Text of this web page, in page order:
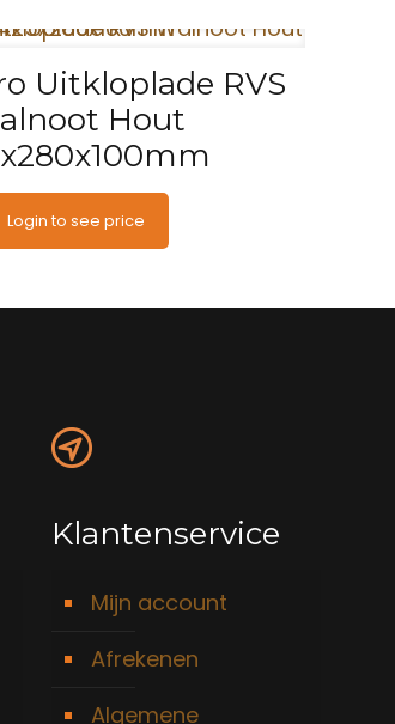
Uitkloplade RVS
Hout
Login to see price
Klantenservice
Mijn account
Afrekenen
Algemene